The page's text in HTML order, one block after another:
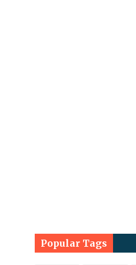
Popular Tags